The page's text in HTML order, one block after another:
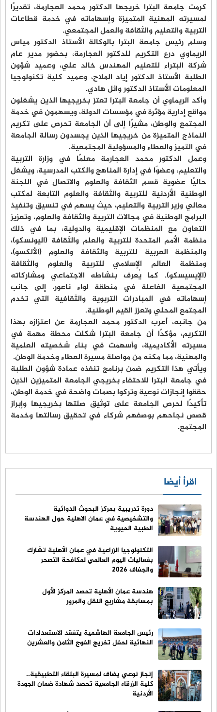
كرمت جامعة البترا خريجها الدكتور محمد العجارمة، تقديرًا
لمسيرته المهنية المتميزة وإسهاماته في خدمة قطاعات
التربية والتعليم والثقافة والعمل المجتمعي.
وسلم رئيس جامعة البترا بالوكالة الأستاذ الدكتور مياس
الريماوي درع التكريم للدكتور العجارمة، بحضور مدير عام
شركة البتراء للتعليم المهندس خالد علي، وعميد شؤون
الطلبة الأستاذ الدكتور إياد الملاح، وعميد كلية تكنولوجيا
المعلومات الأستاذ الدكتور وائل هادي.
وأكد الريماوي أن جامعة البترا تعتز بخريجيها الذين يشغلون
مواقع إدارية مؤثرة في مؤسسات الدولة، ويسهمون في خدمة
المجتمع والوطن، مشيرًا إلى أن الجامعة تحرص على تكريم
النماذج المتميزة من خريجيها الذين يجسدون رسالة الجامعة
في التميز والعطاء والمسؤولية المجتمعية.
وعمل الدكتور محمد العجارمة معلمًا في وزارة التربية
والتعليم، وعضوًا في إدارة المناهج والكتب المدرسية، ويشغل
حاليًا عضوية قسم الثقافة والعلوم والاتصال في اللجنة
الوطنية الأردنية للتربية والثقافة والعلوم التابعة لمكتب
معالي وزير التربية والتعليم، حيث يسهم في تنسيق وتنفيذ
البرامج الوطنية في مجالات التربية والثقافة والعلوم، وتعزيز
التعاون مع المنظمات الإقليمية والدولية، بما في ذلك
منظمة الأمم المتحدة للتربية والعلم والثقافة (اليونسكو)،
والمنظمة العربية للتربية والثقافة والعلوم (الألكسو)،
ومنظمة العالم الإسلامي للتربية والعلوم والثقافة
(الإيسيسكو). كما يُعرف بنشاطه الاجتماعي ومشاركاته
المجتمعية الفاعلة في منطقة لواء ناعور، إلى جانب
إسهاماته في المبادرات التربوية والثقافية التي تخدم
المجتمع المحلي وتعزز القيم الوطنية.
من جانبه، أعرب الدكتور محمد العجارمة عن اعتزازه بهذا
التكريم، مؤكدًا أن جامعة البترا شكلت محطة مهمة في
مسيرته الأكاديمية، وأسهمت في بناء شخصيته العلمية
والمهنية، مما مكنه من مواصلة مسيرة العطاء وخدمة الوطن.
ويأتي هذا التكريم ضمن برنامج تنفذه عمادة شؤون الطلبة
في جامعة البترا للاحتفاء بخريجي الجامعة المتميزين الذين
حققوا إنجازات نوعية وتركوا بصمات واضحة في خدمة الوطن،
تأكيدًا لحرص الجامعة على توثيق صلتها بخريجيها وإبراز
قصص نجاحهم بوصفهم شركاء في تحقيق رسالتها وخدمة
المجتمع.
اقرأ أيضا
دورة تدريبية بمركز البحوث الدوائية
والتشخيصية في عمان الاهلية حول الهندسة
الطبية الحيوية
التكنولوجيا الزراعية في عمان الأهلية تشارك
بفعاليات اليوم العالمي لمكافحة التصحر
والجفاف 2026
هندسة عمان الأهلية تحصد المركز الأول
بمسابقة مشاريع النقل والمرور
رئيس الجامعة الهاشمية يتفقد الاستعدادات
النهائية لحفل تخريج الفوج الثامن والعشرين
إنجاز نوعي يضاف لمسيرة البلقاء التطبيقية..
كلية الزرقاء الجامعية تحصد شهادة ضمان الجودة
الأردنية